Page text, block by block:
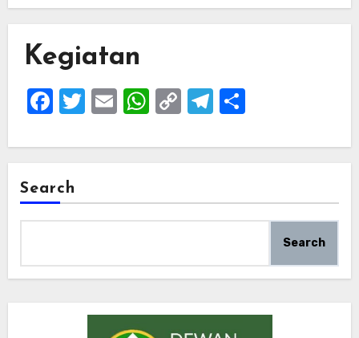
Kegiatan
Facebook
Twitter
EmailWhatsApp
CopyTelegram
Share
Search
Search